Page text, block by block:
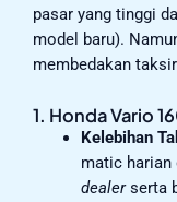
pasar yang tinggi
model baru).
membedakan
1. Honda Vario
Kelebihan
matic harian
dealerserta